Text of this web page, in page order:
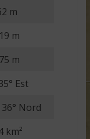
m
m
m
Est
Nord
km²